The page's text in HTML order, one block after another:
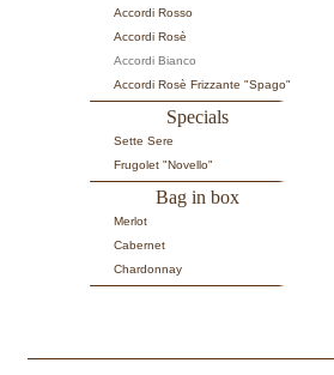
Accordi Rosso
Accordi Rosè
Accordi Bianco
Accordi Rosè Frizzante "Spago"
Specials
Sette Sere
Frugolet "Novello"
Bag in box
Merlot
Cabernet
Chardonnay